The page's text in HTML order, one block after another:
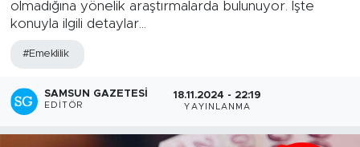
olmadığına yönelik araştırmalarda bulunuyor. İşte
konuyla ilgili detaylar...
#Emeklilik
SAMSUN GAZETESI
EDITÖR
18.11.2024 - 22:19
YAYINLANMA
Tüm Manşetler
Haber Arşivi